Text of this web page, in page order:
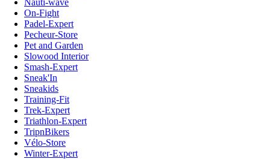
On-Fight
Padel-Expert
Pecheur-Store
Pet and Garden
Slowood Interior
Smash-Expert
Sneak'In
Sneakids
Training-Fit
Trek-Expert
Triathlon-Expert
TripnBikers
Vélo-Store
Winter-Expert